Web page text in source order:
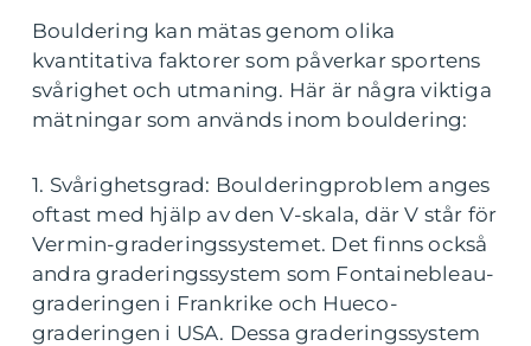
Bouldering kan mätas genom olika
kvantitativa faktorer som påverkar sportens
svårighet och utmaning. Här är några viktiga
mätningar som används inom bouldering:
1. Svårighetsgrad: Boulderingproblem anges
oftast med hjälp av den V-skala, där V står för
Vermin-graderingssystemet. Det finns också
andra graderingssystem som Fontainebleau-
graderingen i Frankrike och Hueco-
graderingen i USA. Dessa graderingssystem